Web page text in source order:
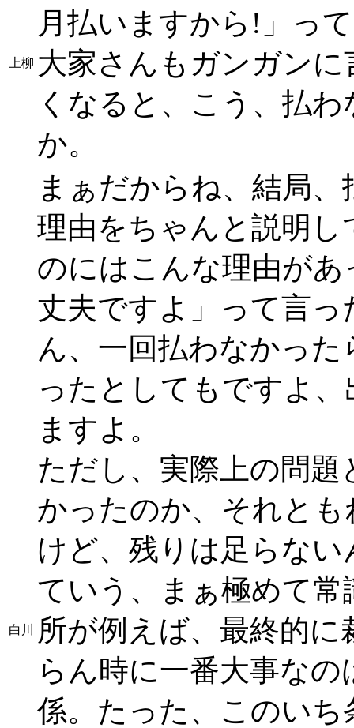
上柳
月払いますから!」っ
大家さんもガンガン
くなると、こう、払
か。
白川
まぁだからね、結局
理由をちゃんと説明
のにはこんな理由が
丈夫ですよ」って言
ん、一回払わなかっ
ったとしてもですよ
ますよ。
ただし、実際上の問
かったのか、それと
けど、残りは足らな
ていう、まぁ極めて
所が例えば、最終的
らん時に一番大事な
係。たった、このい